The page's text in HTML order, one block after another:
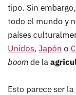
tipo. Sin
todo el mundo y
países
Unidos, Japón o
boomde la
Esto parece ser